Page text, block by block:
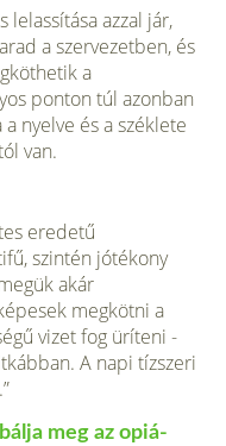
lelassítása azzal jár,
a szervezetben, és
a
ponton túl azonban
nyelve és a széklete
van.
eredetű
szintén jótékony
akár
megkötni a
vizet fog üríteni -
A napi tízszeri
meg az opiá­